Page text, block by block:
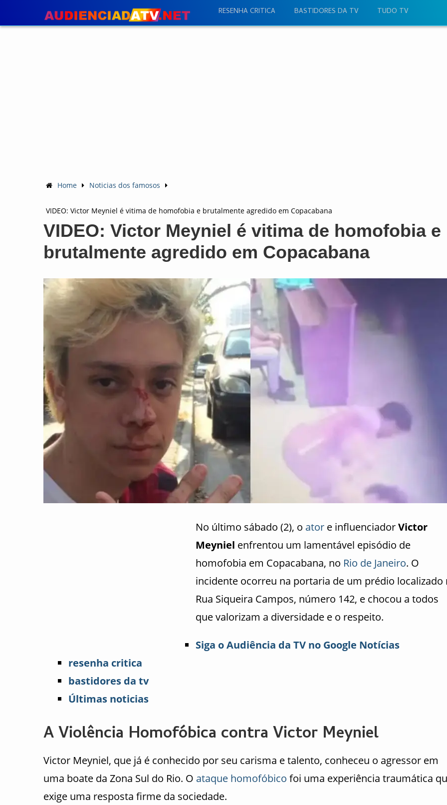
RESENHA CRITICA BASTIDORES DA TV TUDO TV
Home Noticias dos famosos
VIDEO: Victor Meyniel é vitima de homofobia e brutalmente agredido em Copacabana
VIDEO: Victor Meyniel é vitima de homofobia e
brutalmente agredido em Copacabana
No último sábado (2), o ator e influenciadorVictor
Meyniel enfrentou um lamentável episódio de
homofobia em Copacabana, no Rio de Janeiro. O
incidente ocorreu na portaria de um prédio localizado
Rua Siqueira Campos, número 142, e chocou a todos
que valorizam a diversidade e o respeito.
Siga o Audiência da TV no Google Notícias
resenha critica
bastidores da tv
Últimas noticias
A Violência Homofóbica contra Victor Meyniel
Victor Meyniel, que já é conhecido por seu carisma e talento, conheceu o agressor em
uma boate da Zona Sul do Rio. O ataque homofóbico foi uma experiência traumática
exige uma resposta firme da sociedade.